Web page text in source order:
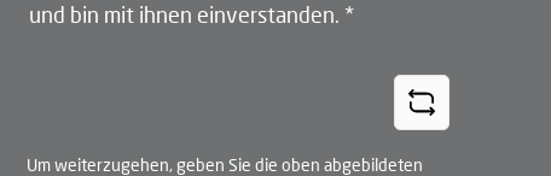
und bin mit ihnen einverstanden. *
Um weiterzugehen, geben Sie die oben abgebildeten